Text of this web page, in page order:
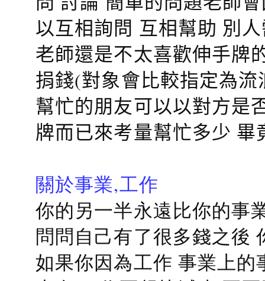
以互相詢問 互相幫助 別
老師還是不太喜歡伸手牌
捐錢(對象會比較指定為
幫忙的朋友可以以對方是
牌而已來考量幫忙多少
關於事業,工作
你的另一半永遠比你的事
問問自己有了很多錢之後
如果你因為工作 事業上